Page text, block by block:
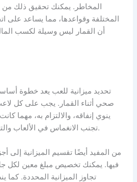
المخاطر. يمكنك تحقيق ذلك من
المختلفة وقواعدها، مما يساعد على
أن القمار ليس وسيلة لكسب
تحديد ميزانية للعب يعد خطوة
صحي أثناء القمار. يجب على كل
ينوي إنفاقه، والالتزام به، مهما
تجنب الانغماس في الألعاب والتعرض لمخاطر مالية كبيرة.
من المفيد أيضًا تقسيم الميزانية إلى
فيها. يمكنك تخصيص مبلغ معين لكل
تجاوز الميزانية المحددة. كما